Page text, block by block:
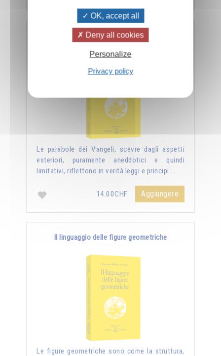
Nuova luce sui vangeli
Le parabole dei Vangeli, scevre dagli aspetti
esteriori, puramente aneddotici e quindi
limitativi, riflettono in verità leggi e principi …
14.00CHF Aggiungere
Il linguaggio delle figure geometriche
Le figure geometriche sono come la struttura,
OK, accept all
Deny all cookies
Personalize
Privacy policy